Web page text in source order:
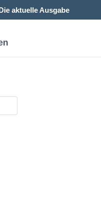
aktuelle Ausgabe